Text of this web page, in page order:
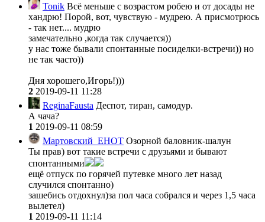
Tonik Всё меньше с возрастом робею и от досады не
хандрю! Порой, вот, чувствую - мудрею. А присмотрюсь
- так нет.... мудрю
замечательно ,когда так случается))
у нас тоже бывали спонтанные посиделки-встречи)) но
не так часто))
Дня хорошего,Игорь!)))
2 2019-09-11 11:28
ReginaFausta Деспот, тиран, самодур.
А чача?
1 2019-09-11 08:59
Мартовский_ЕНОТ Озорной баловник-шалун
Ты прав) вот такие встречи с друзьями и бывают
спонтанными
ещё отпуск по горячей путевке много лет назад
случился спонтанно)
зашебись отдохнул)за пол часа собрался и через 1,5 часа
вылетел)
1 2019-09-11 11:14